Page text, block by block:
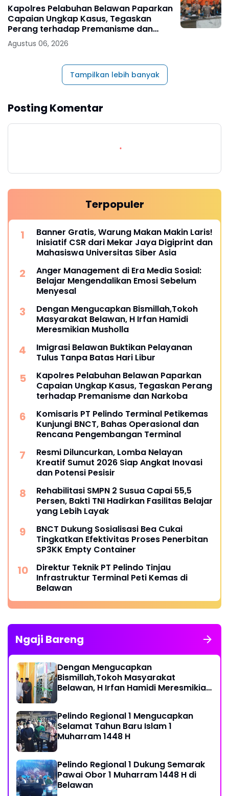
Kapolres Pelabuhan Belawan Paparkan
Capaian Ungkap Kasus, Tegaskan
Perang terhadap Premanisme dan
Narkoba
Agustus 06, 2026
Tampilkan lebih banyak
Posting Komentar
Terpopuler
Banner Gratis, Warung Makan Makin Laris!
Inisiatif CSR dari Mekar Jaya Digiprint dan
Mahasiswa Universitas Siber Asia
Anger Management di Era Media Sosial:
Belajar Mengendalikan Emosi Sebelum
Menyesal
Dengan Mengucapkan Bismillah,Tokoh
Masyarakat Belawan, H Irfan Hamidi
Meresmikian Musholla
Imigrasi Belawan Buktikan Pelayanan
Tulus Tanpa Batas Hari Libur
Kapolres Pelabuhan Belawan Paparkan
Capaian Ungkap Kasus, Tegaskan Perang
terhadap Premanisme dan Narkoba
Komisaris PT Pelindo Terminal Petikemas
Kunjungi BNCT, Bahas Operasional dan
Rencana Pengembangan Terminal
Resmi Diluncurkan, Lomba Nelayan
Kreatif Sumut 2026 Siap Angkat Inovasi
dan Potensi Pesisir
Rehabilitasi SMPN 2 Susua Capai 55,5
Persen, Bakti TNI Hadirkan Fasilitas Belajar
yang Lebih Layak
BNCT Dukung Sosialisasi Bea Cukai
Tingkatkan Efektivitas Proses Penerbitan
SP3KK Empty Container
Direktur Teknik PT Pelindo Tinjau
Infrastruktur Terminal Peti Kemas di
Belawan
Ngaji Bareng
Dengan Mengucapkan
Bismillah,Tokoh Masyarakat
Belawan, H Irfan Hamidi Meresmikian
Pelindo Regional 1 Mengucapkan
Selamat Tahun Baru Islam 1
Muharram 1448 H
Pelindo Regional 1 Dukung Semarak
Pawai Obor 1 Muharram 1448 H di
Belawan